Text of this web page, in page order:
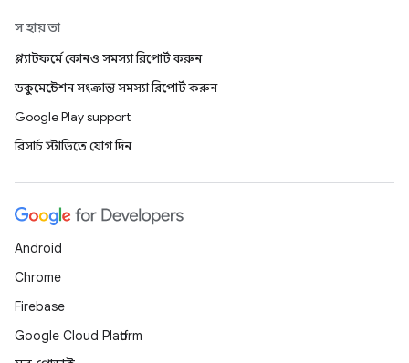
সহায়তা
প্ল্যাটফর্মে কোনও সমস্যা রিপোর্ট করুন
ডকুমেন্টেশন সংক্রান্ত সমস্যা রিপোর্ট করুন
Google Play support
রিসার্চ স্টাডিতে যোগ দিন
Android
Chrome
Firebase
Google Cloud Platform